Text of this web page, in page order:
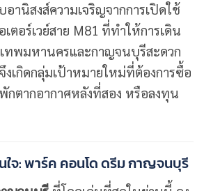
านิสงส์ความเจริญจากการเปิดใช้
ตอร์เวย์สาย M81 ที่ทำให้การเดิน
เทพมหานครและกาญจนบุรีสะดวก
งเกิดกลุ่มเป้าหมายใหม่ที่ต้องการซื้อ
กตากอากาศหลังที่สอง หรือลงทุน
ใจ: พาร์ค คอนโด ดรีม กาญจนบุรี